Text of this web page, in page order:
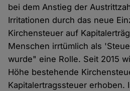
bei dem Anstieg der
Irritationen durch das neue
Kirchensteuer auf
Menschen irrtümlich als
wurde" eine Rolle. Seit 2015
Höhe bestehende
Kapitalertragssteuer erhoben.